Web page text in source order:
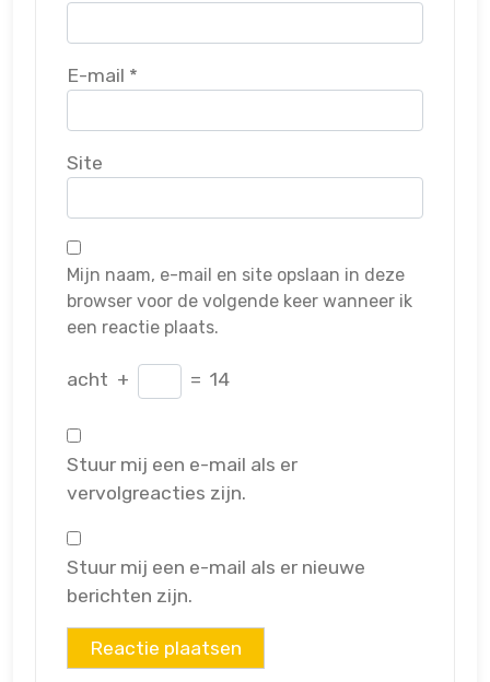
E-mail *
Site
Mijn naam, e-mail en site opslaan in deze
browser voor de volgende keer wanneer ik
een reactie plaats.
acht + = 14
Stuur mij een e-mail als er
vervolgreacties zijn.
Stuur mij een e-mail als er nieuwe
berichten zijn.